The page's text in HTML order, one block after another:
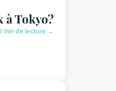
à Tokyo?
min de lecture →